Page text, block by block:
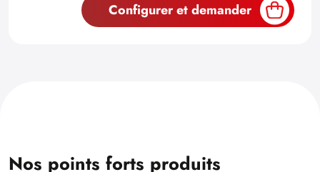
Configurer et demander
Nos points forts produits